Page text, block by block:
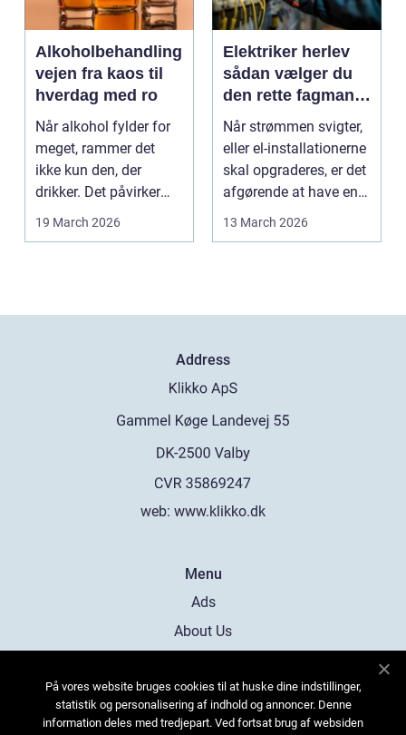
Alkoholbehandling
vejen fra kaos til
hverdag med ro
Når alkohol fylder for
meget, rammer det
ikke kun den, der
drikker. Det påvirker
også familie, arbej...
19 March 2026
Elektriker herlev
sådan vælger du
den rette fagmand
til dine el-opgaver
Når strømmen svigter,
eller el-installationerne
skal opgraderes, er det
afgørende at have en
pålidel...
13 March 2026
Address
web: www.klikko.dk
Menu
Ads
About Us
Contact
Sitemap
På vores website bruges cookies til at huske dine indstillinger,
statistik og personalisering af indhold og annoncer. Denne
information deles med tredjepart. Ved fortsat brug af websiden